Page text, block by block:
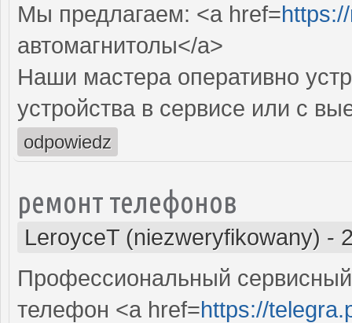
Мы предлагаем: <a href=
автомагнитолы</a>
Наши мастера оперативно
устройства в сервисе или с
odpowiedz
ремонт телефонов
LeroyceT (niezweryfikowany) -
Профессиональный
телефон <a href=https://